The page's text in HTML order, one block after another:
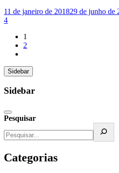
11 de janeiro de 201829 de junho de
4
1
2
Sidebar
Sidebar
Pesquisar
Categorias